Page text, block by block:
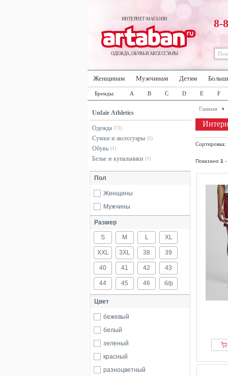
ИНТЕРНЕТ-МАГАЗИН
ОДЕЖДА, ОБУВЬ И АКСЕССУАРЫ
8-
Женщинам Мужчинам Детям
Бренды: A B C D E F
Unfair Athletics
Одежда (73)
Сумки и аксессуары (5)
Обувь (1)
Белье и купальники (1)
Пол
Женщины
Мужчины
Размер
S M L XL
XXL 3XL 38 39
40 41 42 43
44 45 46 б/р
Цвет
бежевый
белый
зеленый
красный
разноцветный
Главная
Показано 1 -